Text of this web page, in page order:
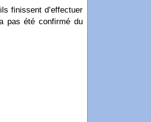
finissent d’effectuer
pas été confirmé du